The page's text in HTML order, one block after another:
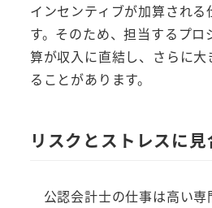
インセンティブが加算される
す。そのため、担当するプ
算が収入に直結し、さらに
ることがあります。
リスクとストレスに
公認会計士の仕事は高い専